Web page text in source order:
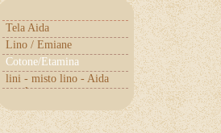
Tela Aida
Lino / Emiane
Cotone/Etamina
lini - misto lino - Aida
con lurex